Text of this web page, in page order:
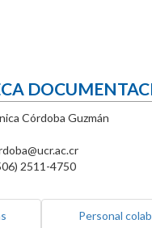
Córdoba Guzmán
2511-4750
Personal